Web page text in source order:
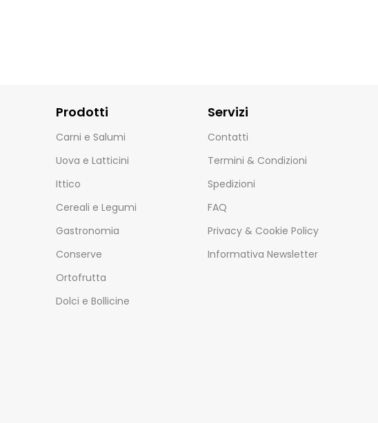
Prodotti
Carni e Salumi
Uova e Latticini
Ittico
Cereali e Legumi
Gastronomia
Conserve
Ortofrutta
Dolci e Bollicine
Servizi
Contatti
Termini & Condizioni
Spedizioni
FAQ
Privacy & Cookie Policy
Informativa Newsletter